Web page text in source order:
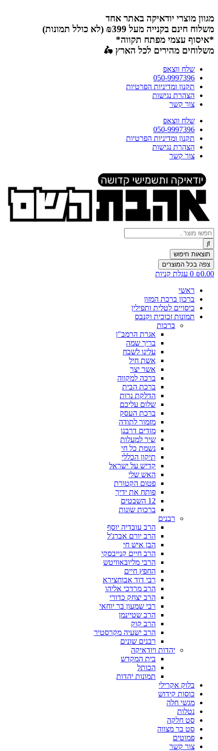
לתוכן
מגוון מוצרי יודאיקה באתר אחד
משלוח חינם בקנייה מעל ₪399 (לא כולל תמונות)
*איסוף עצמי מפתח תקווה*
משלוחים מהירים לכל הארץ 🛵
שלח ווצאפ
050-9997396
תקנון ומדיניות הפרטיות
הצהרת נגישות
צור קשר
שלח ווצאפ
050-9997396
תקנון ומדיניות הפרטיות
הצהרת נגישות
צור קשר
Search
...
תוצאות חיפוש
צפה בכל המוצרים
₪0.00
0 עגלת קניות
ראשי
ברכון ברכת המזון
כיסויים לטלית ותפילין
תמונות זכוכית וקנבס
ברכות
אגרת הרמב"ן
בריך שמה
עלינו לשבח
אשת חיל
אשר יצר
ברכה למקווה
ברכת הבית
הדלקת נרות
שלום עליכם
ברכת העסק
מזמור לתודה
מודים דרבנן
שיר למעלות
נשמת כל חי
תיקון הכללי
קדיש על ישראל
האש שלי
פטום הקטורת
פותח את ידיך
12 השבטים
ברכות שונות
רבנים
הרב עובדיה יוסף
הרב יורם אברג'ל
הבן איש חי
הרב חיים קנייבסקי
הרבי מליובאוויטש
החפץ חיים
רבי דוד אבוחצירא
הרב מרדכי אליהו
הרב יצחק כדורי
רבי שמעון בר יוחאי
הרב שטיינמן
הרב קוק
הרב ישעיה מקרסטיר
רבנים שונים
יהדות ויודאיקה
בית המקדש
הכותל
תמונות יהדות
בלוק אקרילי
כוסות קידוש
מגשי חלה
נטלות
סט חלקה
סט בר מצווה
פמוטים
צור קשר